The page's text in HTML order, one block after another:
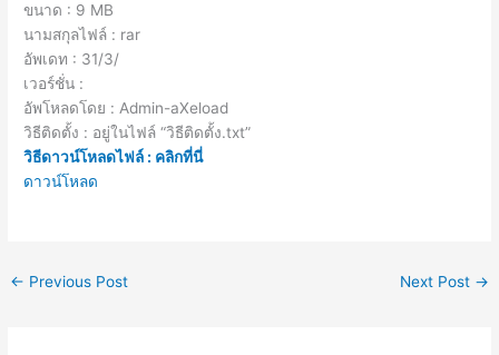
ขนาด : 9 MB
นามสกุลไฟล์ : rar
อัพเดท : 31/3/
เวอร์ชั่น :
อัพโหลดโดย : Admin-aXeload
วิธีติดตั้ง : อยู่ในไฟล์ “วิธีติดตั้ง.txt”
วิธีดาวน์โหลดไฟล์ : คลิกที่นี่
ดาวน์โหลด
← Previous Post Next Post →